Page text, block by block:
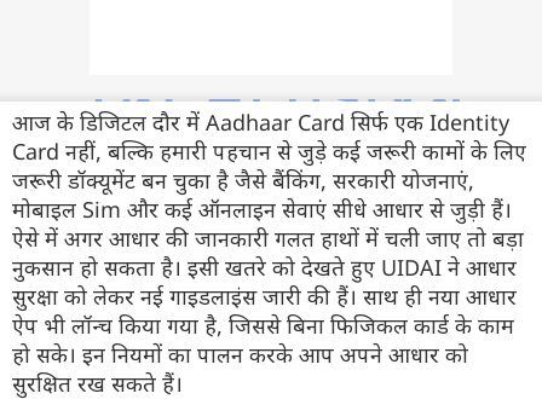
आज के डिजिटल दौर में Aadhaar Card सिर्फ एक Identity
Card नहीं, बल्कि हमारी पहचान से जुड़े कई जरूरी कामों के लिए
जरूरी डॉक्यूमेंट बन चुका है जैसे बैंकिंग, सरकारी योजनाएं,
मोबाइल Sim और कई ऑनलाइन सेवाएं सीधे आधार से जुड़ी हैं।
ऐसे में अगर आधार की जानकारी गलत हाथों में चली जाए तो बड़ा
नुकसान हो सकता है। इसी खतरे को देखते हुए UIDAI ने आधार
सुरक्षा को लेकर नई गाइडलाइंस जारी की हैं। साथ ही नया आधार
ऐप भी लॉन्च किया गया है, जिससे बिना फिजिकल कार्ड के काम
हो सके। इन नियमों का पालन करके आप अपने आधार को
सुरक्षित रख सकते हैं।